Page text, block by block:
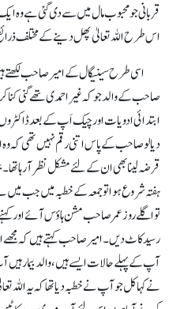
قربانی جو محبوب مال میں سے دی گئی ہے وہ
اس طرح اللہ تعالیٰ پھل دینے کے مختلف
اسی طرح سینیگال کے امیر صاحب لکھتے
صاحب کے والد جو کہ غیر احمدی تھے گنی
ابتدائی ادویات اور چیک اَپ کے بعد
دیالو صاحب کے پاس اتنی رقم نہیں تھی کہ وہ
قرضہ لینا بھی ان کے لئے مشکل نظر آ رہا تھا۔
ہفتہ شروع ہوا تو جمعہ کے خطبہ میں جب
تو اگلے روز عمر صاحب مشن ہاؤس آئے اور
رسید کاٹ دیں۔ امیر صاحب کہتے ہیں کہ مجھے
آپ کے پہلے حالات ایسے ہیں، والد بیمار
نے کہا کل جو آپ نے خطبہ دیا تھا کہ یہ اللہ